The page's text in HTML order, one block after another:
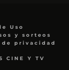
Uso
y sorteos
privacidad
CINE Y TV